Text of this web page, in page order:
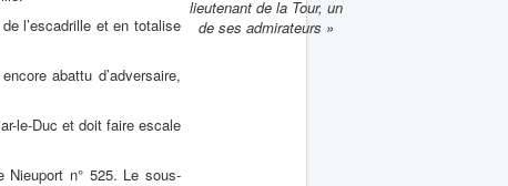
l’escadrille et en totalise
abattu d’adversaire,
le-Duc et doit faire escale
Nieuport n° 525. Le sous-
lieutenant de la Tour, un
de ses admirateurs »